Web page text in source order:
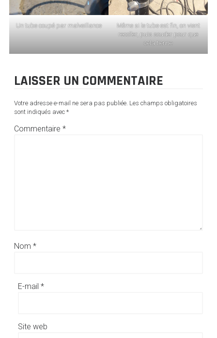
Un tube coupé par malveillance
Même si le tube est fin, on vient
recoller, puis souder pour que
cela tienne
LAISSER UN COMMENTAIRE
Votre adresse e-mail ne sera pas publiée. Les champs obligatoires
sont indiqués avec *
Commentaire *
Nom *
E-mail *
Site web